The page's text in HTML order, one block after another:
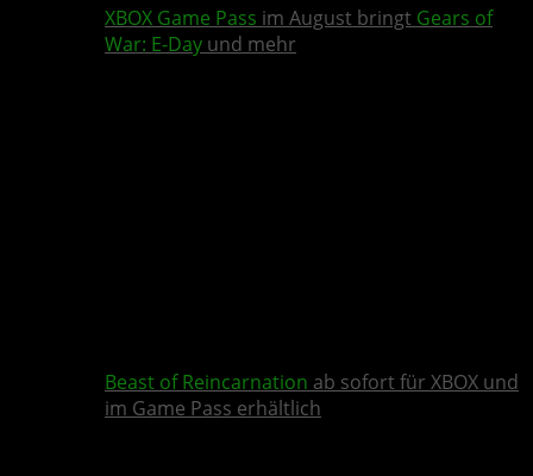
XBOX Game Pass im August bringt Gears of
War: E-Day und mehr
Beast of Reincarnation ab sofort für XBOX und
im Game Pass erhältlich